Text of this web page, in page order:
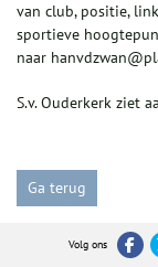
van club, positie,
sportieve
naar
S.v. Ouderkerk ziet
Ga terug
Volg ons